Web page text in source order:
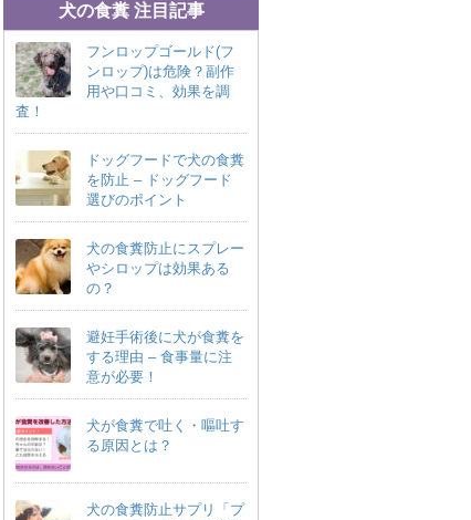
犬の食糞 注目記事
フンロップゴールド(フ
ンロップ)は危険？副作
用や口コミ、効果を調
査！
ドッグフードで犬の食糞
を防止 – ドッグフード
選びのポイント
犬の食糞防止にスプレー
やシロップは効果ある
の？
避妊手術後に犬が食糞を
する理由 – 食事量に注
意が必要！
犬が食糞で吐く・嘔吐す
る原因とは？
犬の食糞防止サプリ「プ